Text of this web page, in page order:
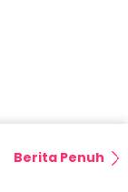
Berita Penuh